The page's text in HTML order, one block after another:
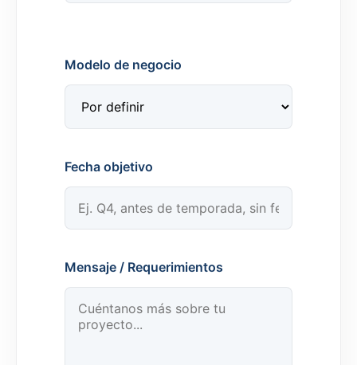
Modelo de negocio
Fecha objetivo
Mensaje / Requerimientos